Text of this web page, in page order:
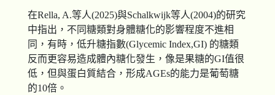
在Rella, A.等人(2025)與Schalkwijk等人(2004)的研究
中指出，不同糖類對身體糖化的影響程度不進相
同，有時，低升糖指數(Glycemic Index,GI) 的糖類
反而更容易造成體內糖化發生，像是果糖的GI值很
低，但與蛋白質結合，形成AGEs的能力是葡萄糖
的10倍。